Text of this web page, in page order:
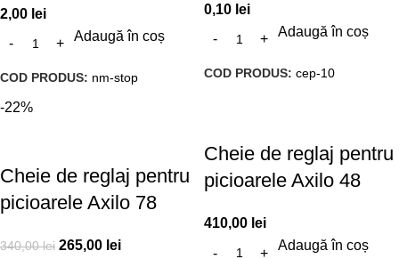
2,00 lei
Adaugă în coș
COD PRODUS: nm-stop
0,10 lei
Adaugă în coș
COD PRODUS: cep-10
-22%
Cheie de reglaj pentru
picioarele Axilo 78
340,00lei 265,00 lei
Cheie de reglaj pentru
picioarele Axilo 48
410,00 lei
Adaugă în coș